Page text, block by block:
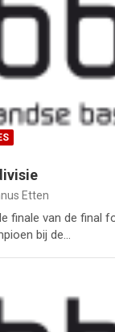
Etten
finale van de final
bij de…